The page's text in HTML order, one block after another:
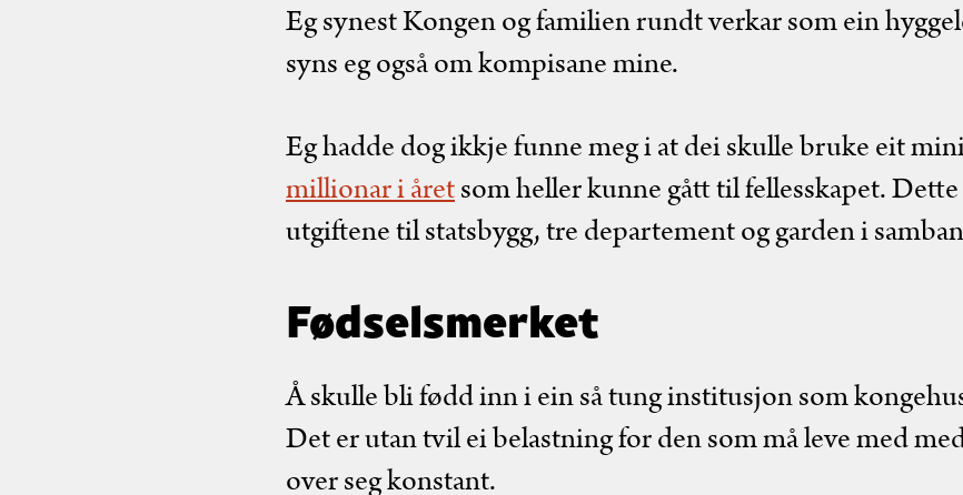
Eg synest Kongen og familien rundt verkar som ein
syns eg også om kompisane mine.
Eg hadde dog ikkje funne meg i at dei skulle bruke eit
millionar i åretsom heller kunne gått til fellesskapet.
utgiftene til statsbygg, tre departement og garden i
Fødselsmerket
Å skulle bli fødd inn i ein så tung institusjon som
Det er utan tvil ei belastning for den som må leve med
over seg konstant.